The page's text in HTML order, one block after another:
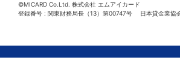
©MICARD Co.Ltd. 株式会社 エムアイカード
登録番号 : 関東財務局長（13）第00747号 日本貸金業